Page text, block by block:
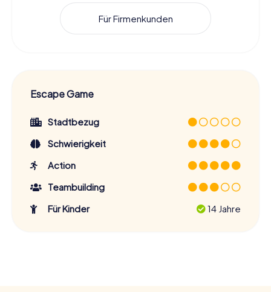
Für Firmenkunden
Escape Game
Stadtbezug
Schwierigkeit
Action
Teambuilding
Für Kinder
14 Jahre